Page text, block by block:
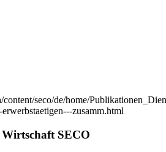
seco/de/home/
zusamm.html
SECO